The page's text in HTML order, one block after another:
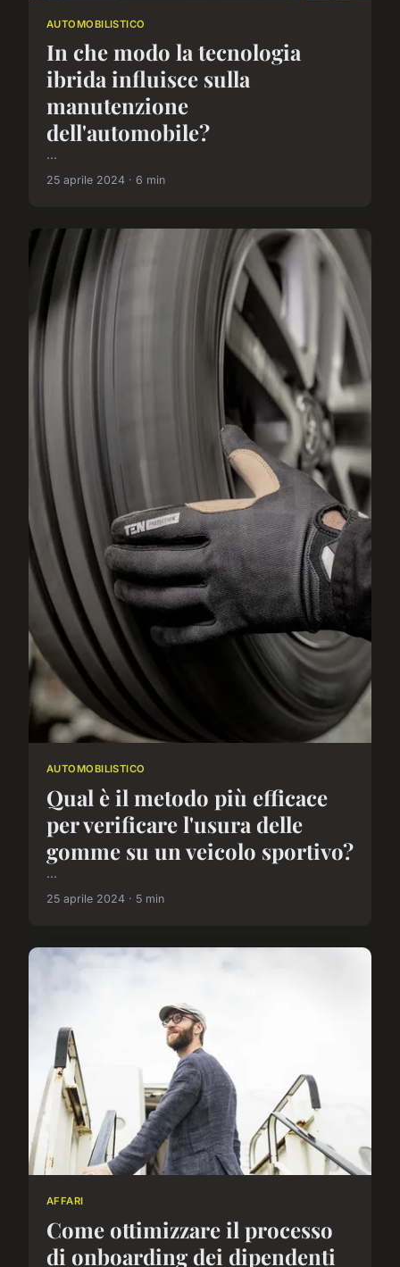
AUTOMOBILISTICO
In che modo la tecnologia
ibrida influisce sulla
manutenzione
dell'automobile?
...
25 aprile 2024 · 6 min
AUTOMOBILISTICO
Qual è il metodo più efficace
per verificare l'usura delle
gomme su un veicolo sportivo?
...
25 aprile 2024 · 5 min
AFFARI
Come ottimizzare il processo
di onboarding dei dipendenti